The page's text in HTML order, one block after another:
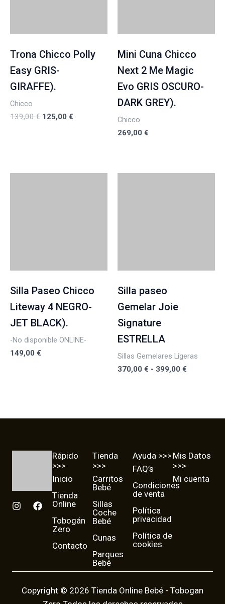
Trona Chicco Polly
Easy GRIS-
GIRAFFE).
Chicco
139,00€ 125,00 €
Mini Cuna Chicco
Next 2 Me Magic
Evo GRIS OSCURO-
DARK GREY).
Chicco
269,00 €
Silla Paseo Chicco
Liteway 4 NEGRO-
JET BLACK).
-No disponible ONLINE-
149,00 €
Silla paseo
Gemelar Joie
Signature
ESTRELLA
Sillas Gemelares Ligeras
370,00 € - 399,00 €
I
F
a
Rápido
>>>
Inicio
Tienda
Online
Tobogán
Zero
Contacto
Tienda
>>>
Carritos
Bebé
Sillas
Coche
Bebé
Cunas
Parques
Bebé
Ayuda >>>
FAQ’s
Condiciones
de venta
Política
privacidad
Política de
cookies
Mis Datos
>>>
Mi cuenta
Copyright © 2026 Tienda Online Bebé - Tobogan